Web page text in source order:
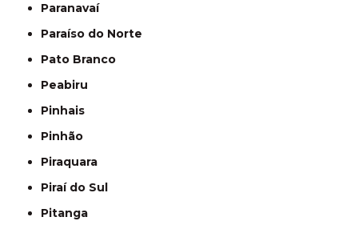
Paranavaí
Paraíso do Norte
Pato Branco
Peabiru
Pinhais
Pinhão
Piraquara
Piraí do Sul
Pitanga